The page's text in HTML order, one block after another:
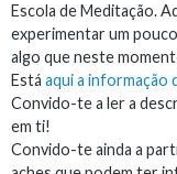
Escola de Meditação.
experimentar um
algo que neste
Está aqui a informação
Convido-te a ler a
em ti!
Convido-te ainda a